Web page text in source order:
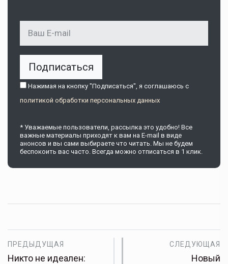
Подписаться
Нажимая на кнопку "Подписаться", я соглашаюсь c
политикой обработки персональных данных
* Уважаемые пользователи, рассылка это удобно! Все
важные материалы приходят к вам на E-mail в виде
анонсов и вы сами выбираете что читать. Мы не будем
беспокоить вас часто. Всегда можно отписаться в 1 клик.
ПРЕДЫДУЩАЯ
Никто не идеален:
СЛЕДУЮЩАЯ
Новый